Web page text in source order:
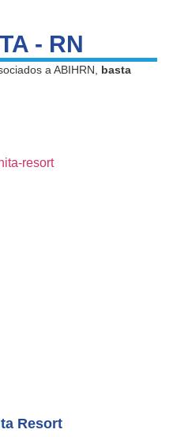
- RN
a ABIHRN, basta
Resort